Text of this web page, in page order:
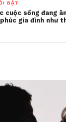
BẬT
cuộc sống đang
gia đình như